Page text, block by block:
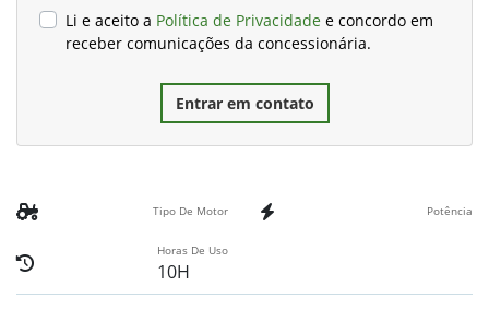
Li e aceito a Política de Privacidade e concordo em
receber comunicações da concessionária.
Entrar em contato
Tipo De Motor Potência
Horas De Uso
10H